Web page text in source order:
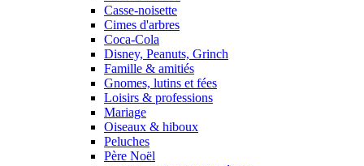
Casse-noisette
Cimes d'arbres
Coca-Cola
Disney, Peanuts, Grinch
Famille & amitiés
Gnomes, lutins et fées
Loisirs & professions
Mariage
Oiseaux & hiboux
Peluches
Père Noël